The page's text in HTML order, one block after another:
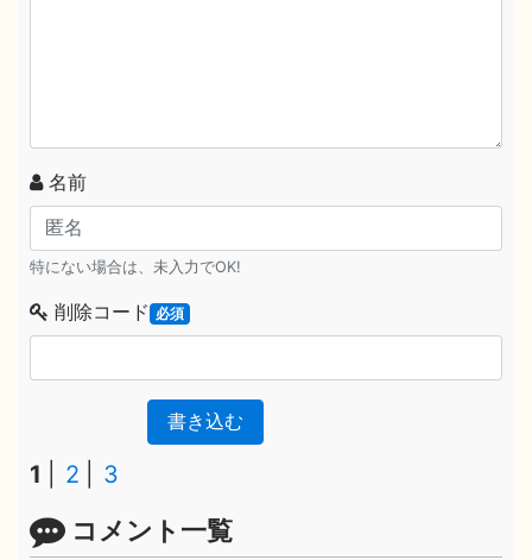
名前
特にない場合は、未入力でOK!
削除コード 必須
書き込む
1 2 3
コメント一覧